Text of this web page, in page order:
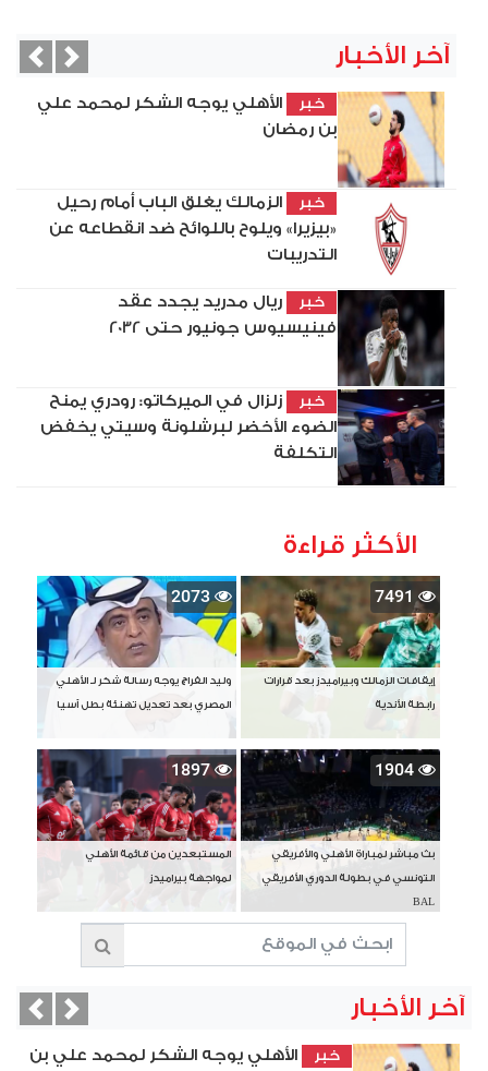
آخر الأخبار
خبر
الأهلي يوجه الشكر لمحمد علي
بن رمضان
خبر
الزمالك يغلق الباب أمام رحيل
«بيزيرا» ويلوح باللوائح ضد انقطاعه عن
التدريبات
خبر
ريال مدريد يجدد عقد
فينيسيوس جونيور حتى 2032
خبر
زلزال في الميركاتو: رودري يمنح
الضوء الأخضر لبرشلونة وسيتي يخفض
التكلفة
Next
الأكثر قراءة
7491
إيقافات الزمالك وبيراميدز بعد قرارات
رابطة الأندية
2073
وليد الفراج يوجه رسالة شكر لـ الأهلي
المصري بعد تعديل تهنئة بطل آسيا
1904
بث مباشر لمباراة الأهلي والأفريقي
التونسي في بطولة الدوري الأفريقي
BAL
1897
المستبعدين من قائمة الأهلي
لمواجهة بيراميدز
آخر الأخبار
خبر
الأهلي يوجه الشكر لمحمد علي بن
Next